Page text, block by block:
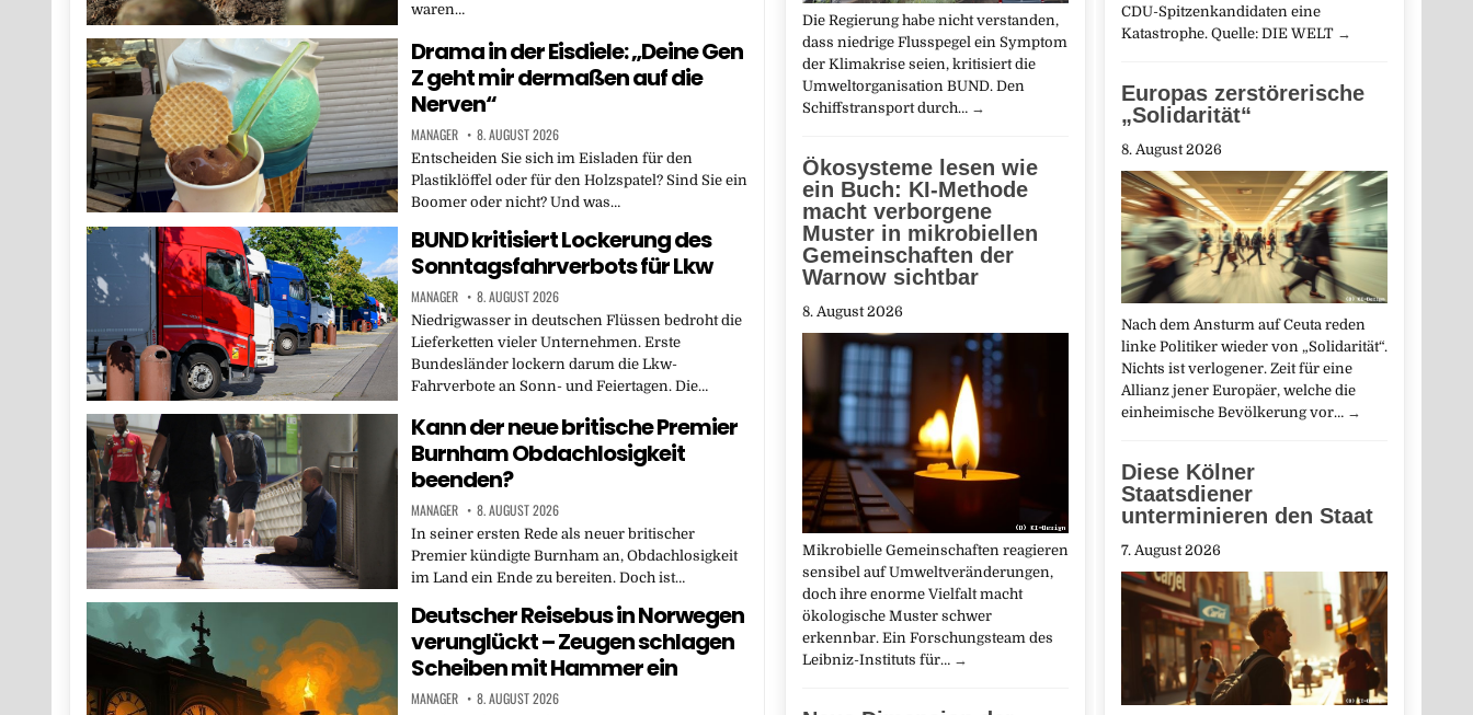
waren…
Drama in der Eisdiele: „Deine Gen
Z geht mir dermaßen auf die
Nerven“
MANAGER 8. AUGUST 2026
Entscheiden Sie sich im Eisladen für den
Plastiklöffel oder für den Holzspatel? Sind Sie ein
Boomer oder nicht? Und was…
BUND kritisiert Lockerung des
Sonntagsfahrverbots für Lkw
MANAGER 8. AUGUST 2026
Niedrigwasser in deutschen Flüssen bedroht die
Lieferketten vieler Unternehmen. Erste
Bundesländer lockern darum die Lkw-
Fahrverbote an Sonn- und Feiertagen. Die…
Kann der neue britische Premier
Burnham Obdachlosigkeit
beenden?
MANAGER 8. AUGUST 2026
In seiner ersten Rede als neuer britischer
Premier kündigte Burnham an, Obdachlosigkeit
im Land ein Ende zu bereiten. Doch ist…
Deutscher Reisebus in Norwegen
verunglückt – Zeugen schlagen
Scheiben mit Hammer ein
MANAGER 8. AUGUST 2026
CDU-Spitzenkandidaten eine
Katastrophe. Quelle: DIE WELT →
Europas zerstörerische
„Solidarität“
8. August 2026
Nach dem Ansturm auf Ceuta reden
linke Politiker wieder von „Solidarität“.
Nichts ist verlogener. Zeit für eine
Allianz jener Europäer, welche die
einheimische Bevölkerung vor… →
Diese Kölner
Staatsdiener
unterminieren den Staat
7. August 2026
Die Regierung habe nicht verstanden,
dass niedrige Flusspegel ein Symptom
der Klimakrise seien, kritisiert die
Umweltorganisation BUND. Den
Schiffstransport durch… →
Ökosysteme lesen wie
ein Buch: KI-Methode
macht verborgene
Muster in mikrobiellen
Gemeinschaften der
Warnow sichtbar
8. August 2026
Mikrobielle Gemeinschaften reagieren
sensibel auf Umweltveränderungen,
doch ihre enorme Vielfalt macht
ökologische Muster schwer
erkennbar. Ein Forschungsteam des
Leibniz-Instituts für… →